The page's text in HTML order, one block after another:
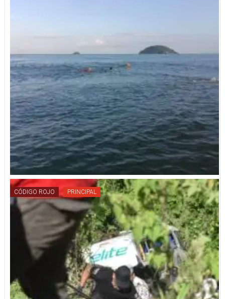
CÓDIGO ROJO PRINCIPAL